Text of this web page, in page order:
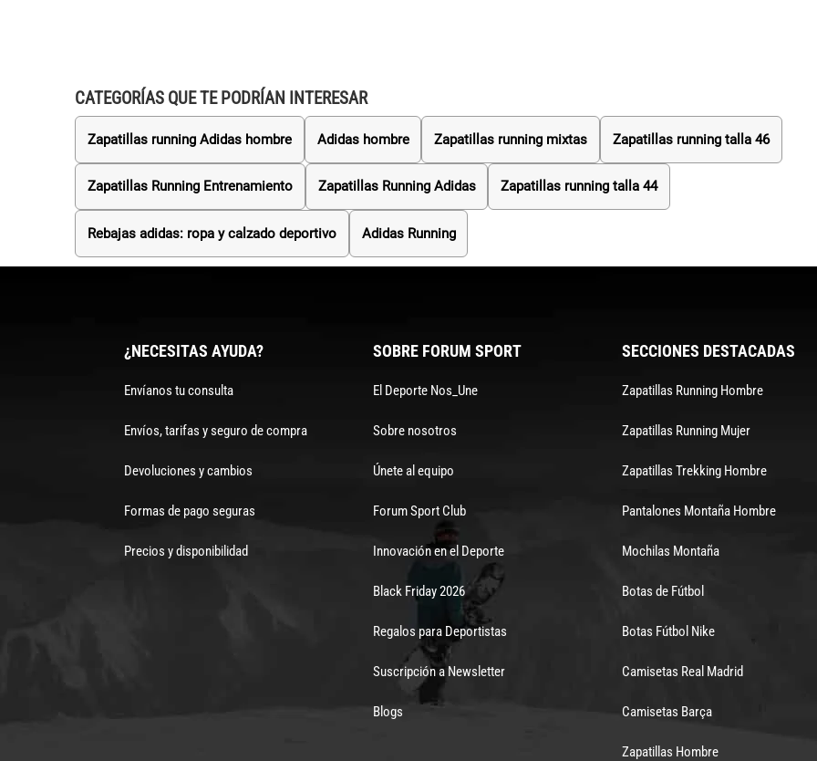
CATEGORÍAS QUE TE PODRÍAN INTERESAR
Zapatillas running Adidas hombre Adidas hombre Zapatillas running mixtas Zapatillas running talla 46
Zapatillas Running Entrenamiento Zapatillas Running Adidas Zapatillas running talla 44
Rebajas adidas: ropa y calzado deportivo Adidas Running
¿NECESITAS AYUDA?
Envíanos tu consulta
Envíos, tarifas y seguro de compra
Devoluciones y cambios
Formas de pago seguras
Precios y disponibilidad
SOBRE FORUM SPORT
El Deporte Nos_Une
Sobre nosotros
Únete al equipo
Forum Sport Club
Innovación en el Deporte
Black Friday 2026
Regalos para Deportistas
Suscripción a Newsletter
Blogs
SECCIONES DESTACADAS
Zapatillas Running Hombre
Zapatillas Running Mujer
Zapatillas Trekking Hombre
Pantalones Montaña Hombre
Mochilas Montaña
Botas de Fútbol
Botas Fútbol Nike
Camisetas Real Madrid
Camisetas Barça
Zapatillas Hombre